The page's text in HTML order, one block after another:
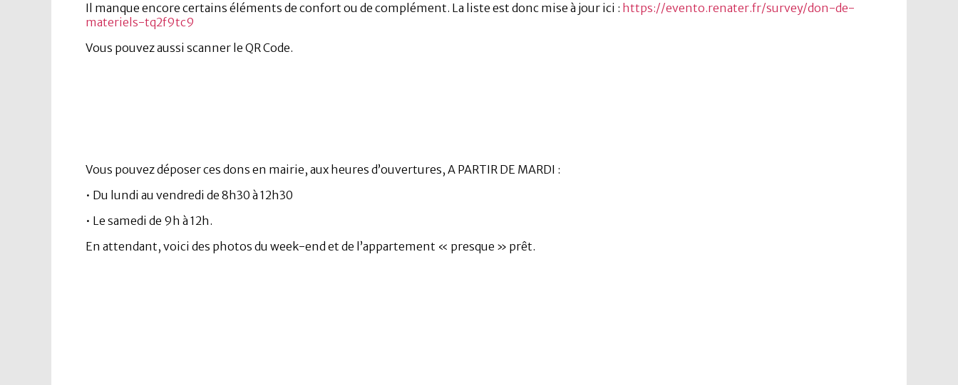
Il manque encore certains éléments de confort ou de complément. La liste est donc mise à jour ici : https://evento.renater.fr/survey/don-de-
materiels-tq2f9tc9
Vous pouvez aussi scanner le QR Code.
Vous pouvez déposer ces dons en mairie, aux heures d’ouvertures, A PARTIR DE MARDI :
• Du lundi au vendredi de 8h30 à 12h30
• Le samedi de 9h à 12h.
En attendant, voici des photos du week-end et de l’appartement « presque » prêt.